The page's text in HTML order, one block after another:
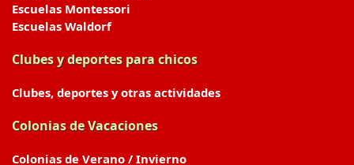
Escuelas Montessori
Escuelas Waldorf
Clubes y deportes para chicos
Clubes, deportes y otras actividades
Colonias de Vacaciones
Colonias de Verano / Invierno